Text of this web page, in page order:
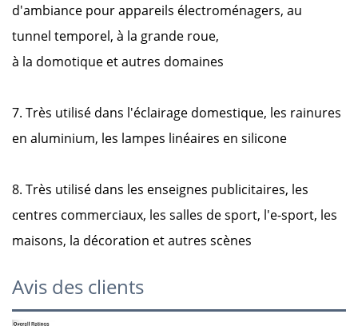
d'ambiance pour appareils électroménagers, au
tunnel temporel, à la grande roue,
à la domotique et autres domaines
7. Très utilisé dans l'éclairage domestique, les rainures
en aluminium, les lampes linéaires en silicone
8. Très utilisé dans les enseignes publicitaires, les
centres commerciaux, les salles de sport, l'e-sport, les
maisons, la décoration et autres scènes
Avis des clients